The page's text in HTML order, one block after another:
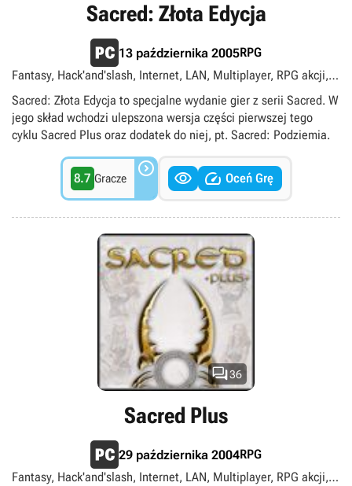
Sacred: Złota Edycja
13 października 2005RPG
Fantasy, Hack'and'slash, Internet, LAN, Multiplayer, RPG akcji,
Singleplayer, Widok izometryczny
Sacred: Złota Edycja to specjalne wydanie gier z serii Sacred. W
jego skład wchodzi ulepszona wersja części pierwszej tego
cyklu Sacred Plus oraz dodatek do niej, pt. Sacred: Podziemia.
8.7 Gracze    Oceń Grę
36
Sacred Plus
29 października 2004RPG
Fantasy, Hack'and'slash, Internet, LAN, Multiplayer, RPG akcji,